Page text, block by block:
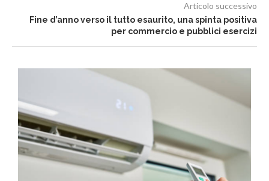
Articolo successivo
Fine d’anno verso il tutto esaurito, una spinta positiva
per commercio e pubblici esercizi